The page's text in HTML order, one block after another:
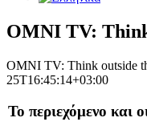
OMNI TV:
OMNI TV: Think outside
25T16:45:14+03:00
To περιεχόμενο και